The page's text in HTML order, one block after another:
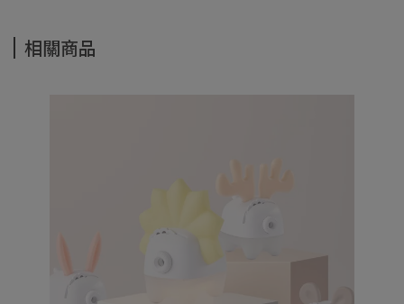
相關商品